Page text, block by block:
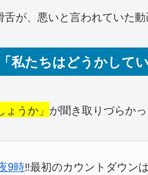
が、悪いと言われていた動
私たちはどうかしてい
うか」 が聞き取りづらかっ
9時‼️最初のカウントダウン